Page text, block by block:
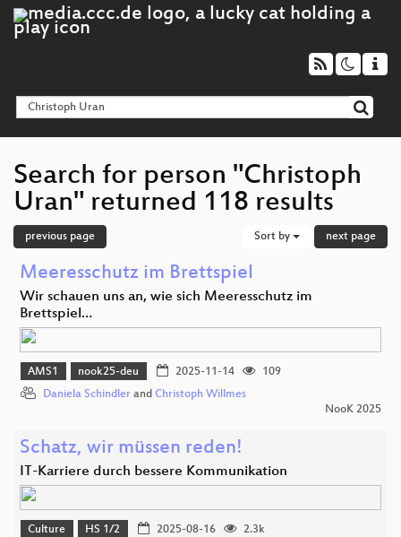
Search for person "Christoph
Uran" returned 118 results
previous page Sort by next page
Meeresschutz im Brettspiel
Wir schauen uns an, wie sich Meeresschutz im
Brettspiel…
AMS1 nook25-deu 2025-11-14
109
Daniela Schindler and Christoph Willmes
NooK 2025
Schatz, wir müssen reden!
IT-Karriere durch bessere Kommunikation
Culture HS 1/2 2025-08-16
2.3k